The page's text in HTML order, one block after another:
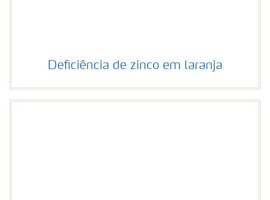
Deficiência de zinco em laranja
Deficiência de zinco em laranja